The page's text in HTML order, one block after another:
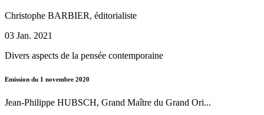
Christophe BARBIER, éditorialiste
03 Jan. 2021
Divers aspects de la pensée contemporaine
Emission du 1 novembre 2020
Jean-Philippe HUBSCH, Grand Maître du Grand Ori...